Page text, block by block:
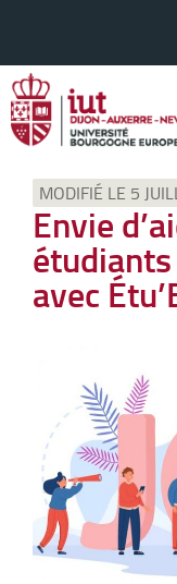
MODIFIÉ LE 5
Envie
avec